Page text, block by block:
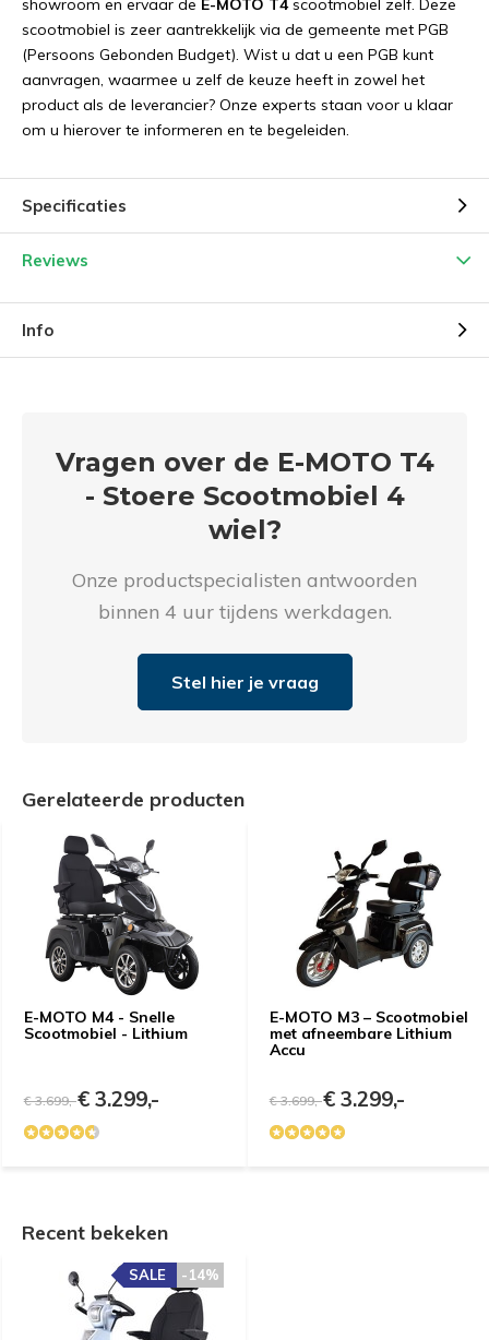
showroom en ervaar de E-MOTO T4 scootmobiel zelf. Deze
scootmobiel is zeer aantrekkelijk via de gemeente met PGB
(Persoons Gebonden Budget). Wist u dat u een PGB kunt
aanvragen, waarmee u zelf de keuze heeft in zowel het
product als de leverancier? Onze experts staan voor u klaar
om u hierover te informeren en te begeleiden.
Specificaties
Reviews
Info
Vragen over de E-MOTO T4
- Stoere Scootmobiel 4
wiel?
Onze productspecialisten antwoorden
binnen 4 uur tijdens werkdagen.
Stel hier je vraag
Gerelateerde producten
E-MOTO M4 - Snelle
Scootmobiel - Lithium
€ 3.699,-€ 3.299,-
E-MOTO M3 – Scootmobiel
met afneembare Lithium
Accu
€ 3.699,-€ 3.299,-
Recent bekeken
-14%
SALE
Uitproberen in de
winkel
Naam*